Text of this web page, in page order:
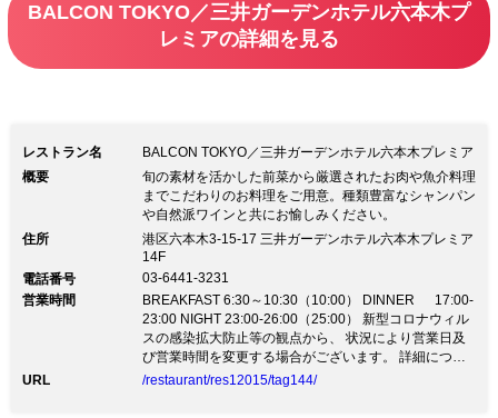
BALCON TOKYO／三井ガーデンホテル六本木プ
レミアの詳細を見る
レストラン名
BALCON TOKYO／三井ガーデンホテル六本木プレミア
概要
旬の素材を活かした前菜から厳選されたお肉や魚介料理
までこだわりのお料理をご用意。種類豊富なシャンパン
や自然派ワインと共にお愉しみください。
住所
港区六本木3-15-17 三井ガーデンホテル六本木プレミア
14F
電話番号
03-6441-3231
営業時間
BREAKFAST 6:30～10:30（10:00） DINNER 17:00-
23:00 NIGHT 23:00-26:00（25:00） 新型コロナウィル
スの感染拡大防止等の観点から、 状況により営業日及
び営業時間を変更する場合がございます。 詳細につき
ましては【店舗注意事項】よりご確認をお願いいたしま
URL /restaurant/res12015/tag144/